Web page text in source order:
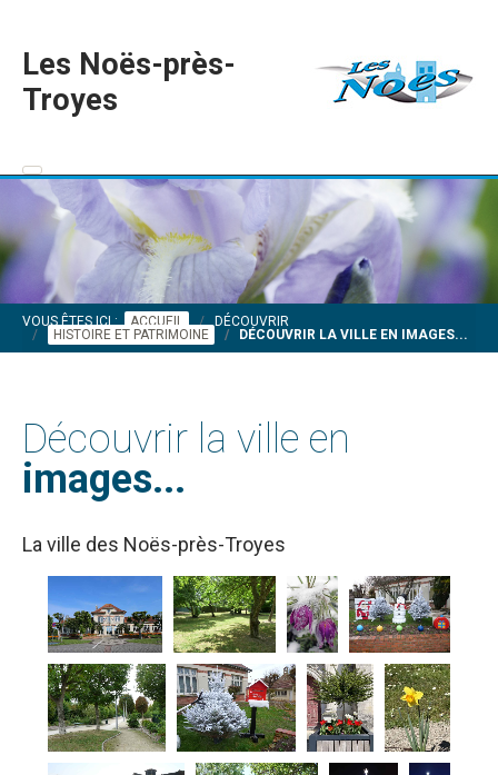
Les Noës-près-
Troyes
VOUS ÊTES ICI : ACCUEIL
DÉCOUVRIR
HISTOIRE ET PATRIMOINE
DÉCOUVRIR LA VILLE EN IMAGES...
Découvrir la ville en
images...
La ville des Noës-près-Troyes